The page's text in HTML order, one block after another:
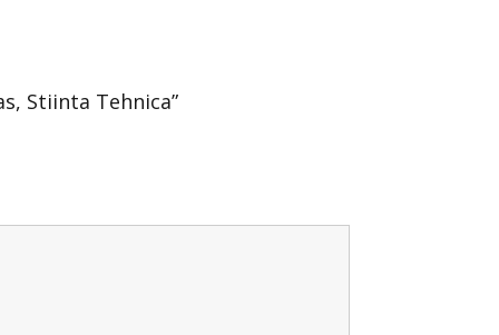
Stiinta Tehnica”